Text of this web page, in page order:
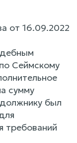
от 16.09.2022
Сеймскому
сумму
был
требований